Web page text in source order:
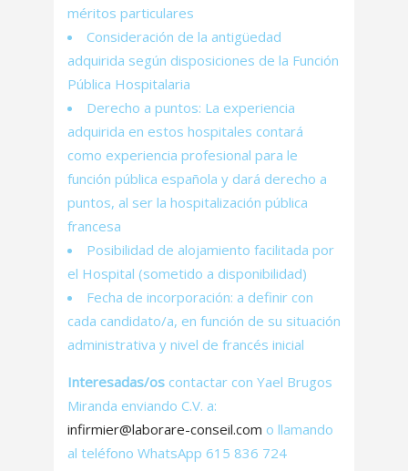
méritos particulares
Consideración de la antigüedad
adquirida según disposiciones de la Función
Pública Hospitalaria
Derecho a puntos: La experiencia
adquirida en estos hospitales contará
como experiencia profesional para le
función pública española y dará derecho a
puntos, al ser la hospitalización pública
francesa
Posibilidad de alojamiento facilitada por
el Hospital (sometido a disponibilidad)
Fecha de incorporación: a definir con
cada candidato/a, en función de su situación
administrativa y nivel de francés inicial
Interesadas/os contactar con Yael Brugos
Miranda enviando C.V. a:
infirmier@laborare-conseil.com o llamando
al teléfono WhatsApp 615 836 724